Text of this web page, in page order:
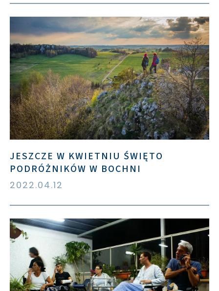
JESZCZE W KWIETNIU ŚWIĘTO
PODRÓŻNIKÓW W BOCHNI
2022.04.12